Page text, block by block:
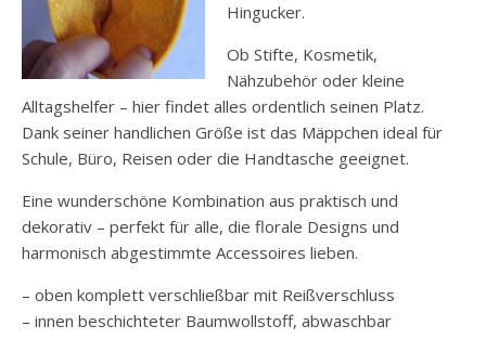
Hingucker.
Ob Stifte, Kosmetik,
Nähzubehör oder kleine
Alltagshelfer – hier findet alles ordentlich seinen Platz.
Dank seiner handlichen Größe ist das Mäppchen ideal für
Schule, Büro, Reisen oder die Handtasche geeignet.
Eine wunderschöne Kombination aus praktisch und
dekorativ – perfekt für alle, die florale Designs und
harmonisch abgestimmte Accessoires lieben.
– oben komplett verschließbar mit Reißverschluss
– innen beschichteter Baumwollstoff, abwaschbar